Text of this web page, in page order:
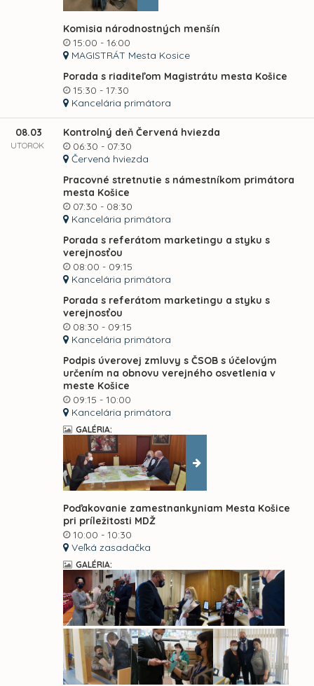
Komisia národnostných menšín
15:00 - 16:00
MAGISTRÁT Mesta Kosice
Porada s riaditeľom Magistrátu mesta Košice
15:30 - 17:30
Kancelária primátora
08.03
UTOROK
Kontrolný deň Červená hviezda
06:30 - 07:30
Červená hviezda
Pracovné stretnutie s námestníkom primátora
mesta Košice
07:30 - 08:30
Kancelária primátora
Porada s referátom marketingu a styku s
verejnosťou
08:00 - 09:15
Kancelária primátora
Porada s referátom marketingu a styku s
verejnosťou
08:30 - 09:15
Kancelária primátora
Podpis úverovej zmluvy s ČSOB s účelovým
určením na obnovu verejného osvetlenia v
meste Košice
09:15 - 10:00
Kancelária primátora
GALÉRIA:
Poďakovanie zamestnankyniam Mesta Košice
pri príležitosti MDŽ
10:00 - 10:30
Veľká zasadačka
GALÉRIA: